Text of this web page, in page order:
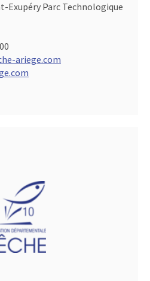
Exupéry Parc Technologique
ariege.com